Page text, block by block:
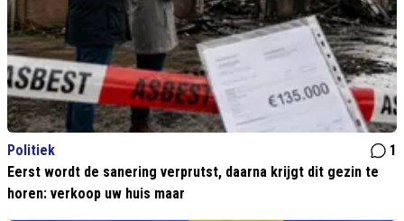
Politiek
1
Eerst wordt de sanering verprutst, daarna krijgt dit gezin te
horen: verkoop uw huis maar